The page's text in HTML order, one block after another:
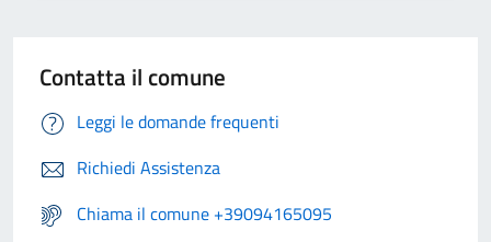
Contatta il comune
Leggi le domande frequenti
Richiedi Assistenza
Chiama il comune +39094165095